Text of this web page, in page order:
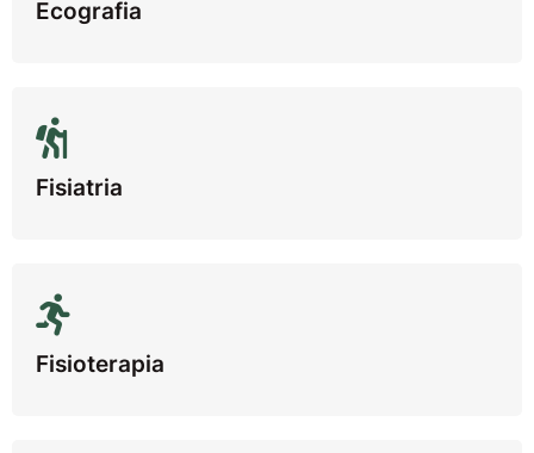
Ecografia
Fisiatria
Fisioterapia